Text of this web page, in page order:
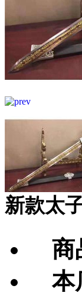
新款太
商
本